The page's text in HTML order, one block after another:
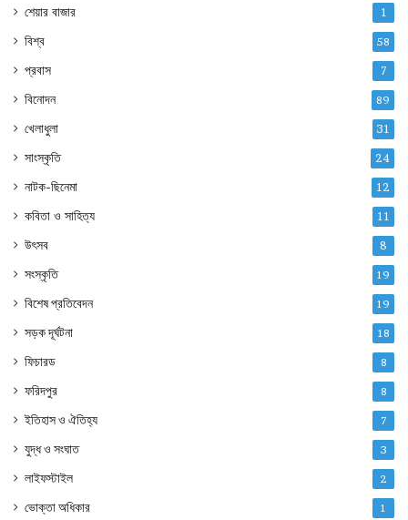
শেয়ার বাজার 1
বিশ্ব 58
প্রবাস 7
বিনোদন 89
খেলাধুলা 31
সাংস্কৃতি 24
নাটক-ছিনেমা 12
কবিতা ও সাহিত্য 11
উৎসব 8
সংস্কৃতি 19
বিশেষ প্রতিবেদন 19
সড়ক দূর্ঘটনা 18
ফিচারড 8
ফরিদপুর 8
ইতিহাস ও ঐতিহ্য 7
যুদ্ধ ও সংঘাত 3
লাইফস্টাইল 2
ভোক্তা অধিকার 1